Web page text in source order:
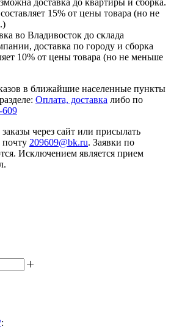
15% от цены товара (но не
во Владивосток до склада
доставка по городу и сборка
10% от цены товара (но не меньше
в ближайшие населенные пункты
Оплата, доставка либо по
609
через сайт или присылать
почту 209609@bk.ru. Заявки по
Исключением является прием
: